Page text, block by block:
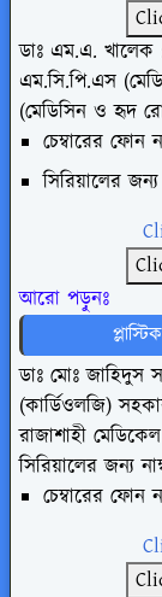
ডাঃ এম.এ. খালেক
এম.সি.পি.এস
(মেডিসিন ও হৃদ
চেম্বারের
সিরিয়ালের জন্য
আরো পড়ুনঃ
ডাঃ মোঃ জাহিদুস
(কার্ডিওলজি)
রাজাশাহী
সিরিয়ালের জন্য
চেম্বারের